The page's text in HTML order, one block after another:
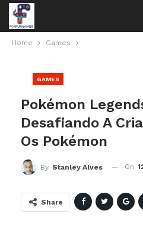
Home Games
GAMES
Pokémon
Desafiando A
Os Pokémon
By Stanley Alves On
Share